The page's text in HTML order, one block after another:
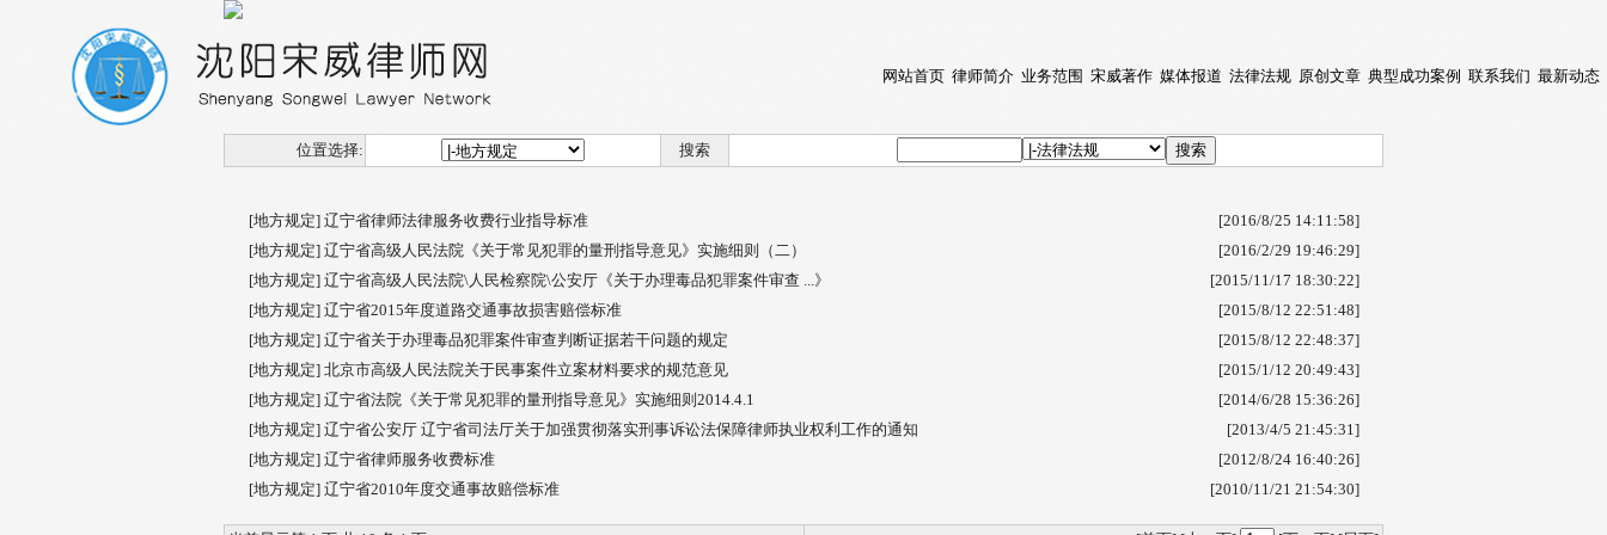
网站首页 律师简介 业务范围 宋威著作 媒体报道 法律法规 原创文章 典型成功案例 联系我们 最新动态
位置选择: 搜索
[地方规定] 辽宁省律师法律服务收费行业指导标准
[2016/8/25 14:11:58]
[地方规定] 辽宁省高级人民法院《关于常见犯罪的量刑指导意见》实施细则（二）
[2016/2/29 19:46:29]
[地方规定] 辽宁省高级人民法院\人民检察院\公安厅《关于办理毒品犯罪案件审查 ...》
[2015/11/17 18:30:22]
[地方规定] 辽宁省2015年度道路交通事故损害赔偿标准
[2015/8/12 22:51:48]
[地方规定] 辽宁省关于办理毒品犯罪案件审查判断证据若干问题的规定
[2015/8/12 22:48:37]
[地方规定] 北京市高级人民法院关于民事案件立案材料要求的规范意见
[2015/1/12 20:49:43]
[地方规定] 辽宁省法院《关于常见犯罪的量刑指导意见》实施细则2014.4.1
[2014/6/28 15:36:26]
[地方规定] 辽宁省公安厅 辽宁省司法厅关于加强贯彻落实刑事诉讼法保障律师执业权利工作的通知
[2013/4/5 21:45:31]
[地方规定] 辽宁省律师服务收费标准
[2012/8/24 16:40:26]
[地方规定] 辽宁省2010年度交通事故赔偿标准 [2010/11/21 21:54:30]